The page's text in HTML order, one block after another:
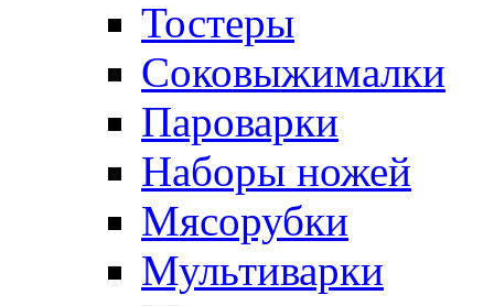
Тостеры
Соковыжималки
Пароварки
Наборы ножей
Мясорубки
Мультиварки